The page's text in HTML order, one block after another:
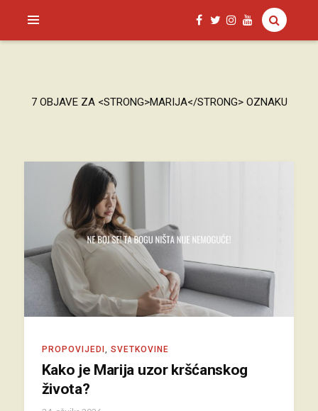
SAGUD.XYZ
7 OBJAVE ZA <STRONG>MARIJA</STRONG> OZNAKU
PROPOVIJEDI SVETKOVINE
Kako je Marija uzor kršćanskog
života?